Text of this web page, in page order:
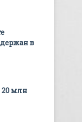
в
20 млн